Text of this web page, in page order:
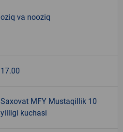
oziq va nooziq
17.00
Saxovat MFY Mustaqillik 10
yilligi kuchasi